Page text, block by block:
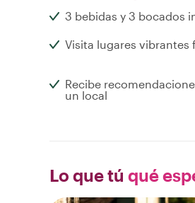
3 bebidas y 3 bocados
Visita lugares vibrantes
Recibe
un local
Lo que tú qué